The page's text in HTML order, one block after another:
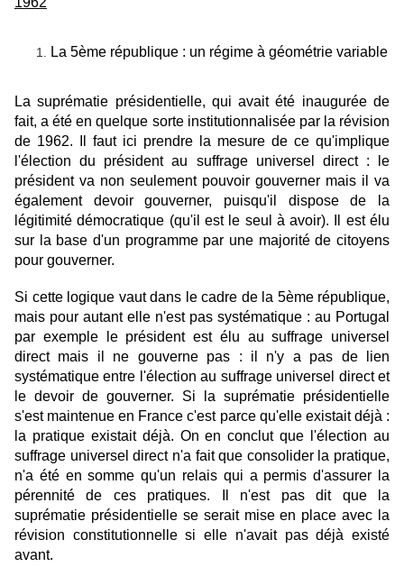
La 5ème république : un régime à géométrie variable
La suprématie présidentielle, qui avait été inaugurée de
fait, a été en quelque sorte institutionnalisée par la révision
de 1962. Il faut ici prendre la mesure de ce qu'implique
l'élection du président au suffrage universel direct : le
président va non seulement pouvoir gouverner mais il va
également devoir gouverner, puisqu'il dispose de la
légitimité démocratique (qu'il est le seul à avoir). Il est élu
sur la base d'un programme par une majorité de citoyens
pour gouverner.
Si cette logique vaut dans le cadre de la 5ème république,
mais pour autant elle n'est pas systématique : au Portugal
par exemple le président est élu au suffrage universel
direct mais il ne gouverne pas : il n'y a pas de lien
systématique entre l'élection au suffrage universel direct et
le devoir de gouverner. Si la suprématie présidentielle
s'est maintenue en France c'est parce qu'elle existait déjà :
la pratique existait déjà. On en conclut que l'élection au
suffrage universel direct n'a fait que consolider la pratique,
n'a été en somme qu'un relais qui a permis d'assurer la
pérennité de ces pratiques. Il n'est pas dit que la
suprématie présidentielle se serait mise en place avec la
révision constitutionnelle si elle n'avait pas déjà existé
avant.